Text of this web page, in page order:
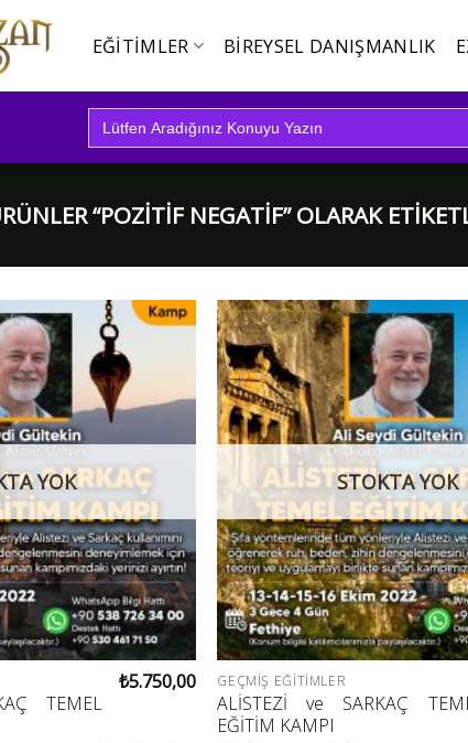
EĞITIMLER BIREYSEL DANIŞMANLIK
Search
for:
“POZITIF NEGATIF” OLARAK
YOK
TEMEL
₺5.750,00
STOKTA YOK
GEÇMIŞ EĞITIMLER
ALİSTEZİ ve SARKAÇ
EĞİTİM KAMPI